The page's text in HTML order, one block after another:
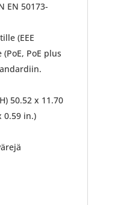
EN 50173-
(EEE
PoE plus
50.52 x 11.70
0.59 in.)